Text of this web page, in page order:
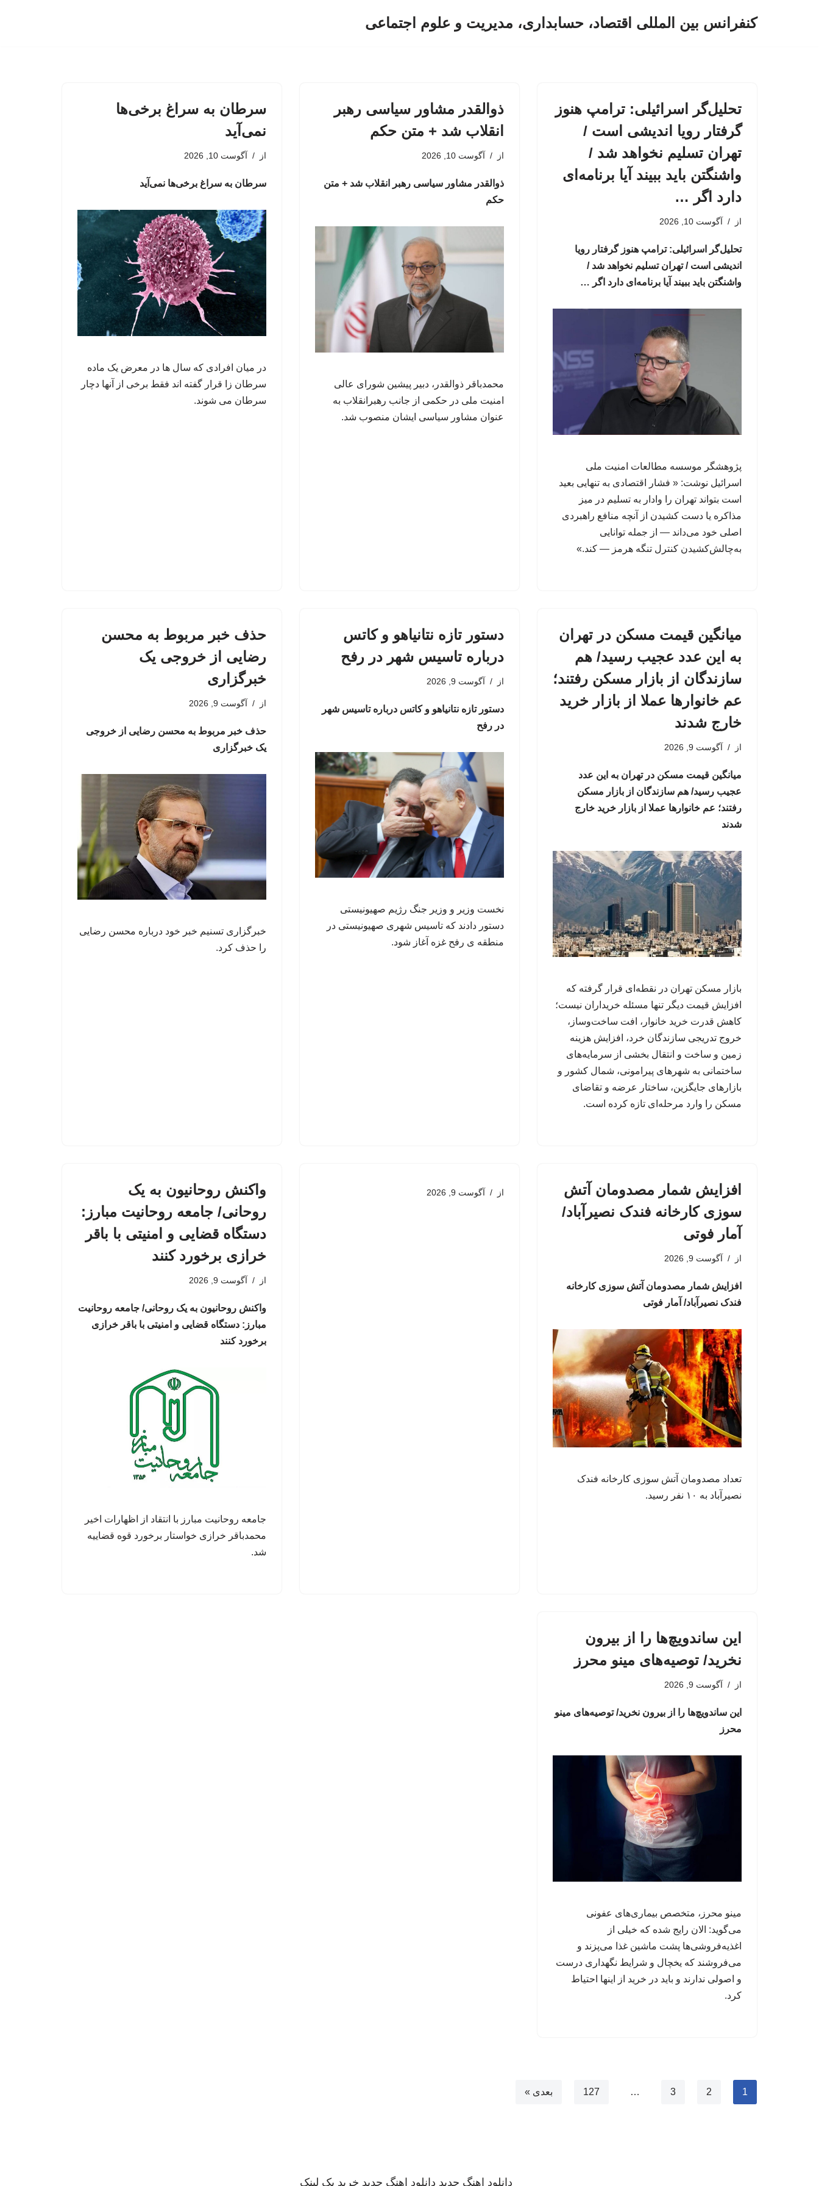
کنفرانس بین المللی اقتصاد، حسابداری، مدیریت و علوم اجتماعی
تحلیل‌گر اسرائیلی: ترامپ هنوز
گرفتار رویا اندیشی است /
تهران تسلیم نخواهد شد /
واشنگتن باید ببیند آیا برنامه‌ای
دارد اگر …
از آگوست 10, 2026
تحلیل‌گر اسرائیلی: ترامپ هنوز گرفتار رویا
اندیشی است / تهران تسلیم نخواهد شد /
واشنگتن باید ببیند آیا برنامه‌ای دارد اگر …
پژوهشگر موسسه مطالعات امنیت ملی
اسرائیل نوشت: « فشار اقتصادی به تنهایی بعید
است بتواند تهران را وادار به تسلیم در میز
مذاکره یا دست کشیدن از آنچه منافع راهبردی
اصلی خود می‌داند — از جمله توانایی
به‌چالش‌کشیدن کنترل تنگه هرمز — کند.»
ذوالقدر مشاور سیاسی رهبر
انقلاب شد + متن حکم
از آگوست 10, 2026
ذوالقدر مشاور سیاسی رهبر انقلاب شد + متن
حکم
محمدباقر ذوالقدر، دبیر پیشین شورای عالی
امنیت ملی در حکمی از جانب رهبرانقلاب به
عنوان مشاور سیاسی ایشان منصوب شد.
سرطان به سراغ برخی‌ها
نمی‌آید
از آگوست 10, 2026
سرطان به سراغ برخی‌ها نمی‌آید
در میان افرادی که سال ها در معرض یک ماده
سرطان زا قرار گفته اند فقط برخی از آنها دچار
سرطان می شوند.
میانگین قیمت مسکن در تهران
به این عدد عجیب رسید/ هم
سازندگان از بازار مسکن رفتند؛
عم خانوارها عملا از بازار خرید
خارج شدند
از آگوست 9, 2026
میانگین قیمت مسکن در تهران به این عدد
عجیب رسید/ هم سازندگان از بازار مسکن
رفتند؛ عم خانوارها عملا از بازار خرید خارج
شدند
بازار مسکن تهران در نقطه‌ای قرار گرفته که
افزایش قیمت دیگر تنها مسئله خریداران نیست؛
کاهش قدرت خرید خانوار، افت ساخت‌وساز،
خروج تدریجی سازندگان خرد، افزایش هزینه
زمین و ساخت و انتقال بخشی از سرمایه‌های
ساختمانی به شهرهای پیرامونی، شمال کشور و
بازارهای جایگزین، ساختار عرضه و تقاضای
مسکن را وارد مرحله‌ای تازه کرده است.
دستور تازه نتانیاهو و کاتس
درباره تاسیس شهر در رفح
از آگوست 9, 2026
دستور تازه نتانیاهو و کاتس درباره تاسیس شهر
در رفح
نخست وزیر و وزیر جنگ رژیم صهیونیستی
دستور دادند که تاسیس شهری صهیونیستی در
منطقه ی رفح غزه آغاز شود.
حذف خبر مربوط به محسن
رضایی از خروجی یک
خبرگزاری
از آگوست 9, 2026
حذف خبر مربوط به محسن رضایی از خروجی
یک خبرگزاری
خبرگزاری تسنیم خبر خود درباره محسن رضایی
را حذف کرد.
افزایش شمار مصدومان آتش
سوزی کارخانه فندک نصیرآباد/
آمار فوتی
از آگوست 9, 2026
افزایش شمار مصدومان آتش سوزی کارخانه
فندک نصیرآباد/ آمار فوتی
تعداد مصدومان آتش سوزی کارخانه فندک
نصیرآباد به ۱۰ نفر رسید.
از آگوست 9, 2026
واکنش روحانیون به یک
روحانی/ جامعه روحانیت مبارز:
دستگاه قضایی و امنیتی با باقر
خرازی برخورد کنند
از آگوست 9, 2026
واکنش روحانیون به یک روحانی/ جامعه روحانیت
مبارز: دستگاه قضایی و امنیتی با باقر خرازی
برخورد کنند
جامعه روحانیت مبارز با انتقاد از اظهارات اخیر
محمدباقر خرازی خواستار برخورد قوه قضاییه
شد.
این ساندویچ‌ها را از بیرون
نخرید/ توصیه‌های مینو محرز
از آگوست 9, 2026
این ساندویچ‌ها را از بیرون نخرید/ توصیه‌های مینو
محرز
مینو محرز، متخصص بیماری‌های عفونی
می‌گوید: الان رایج شده که خیلی از
اغذیه‌فروشی‌ها پشت ماشین غذا می‌پزند و
می‌فروشند که یخچال و شرایط نگهداری درست
و اصولی ندارند و باید در خرید از اینها احتیاط
کرد.
1
2
3
…
127 بعدی »
دانلود اهنگ جدید دانلود اهنگ جدید خرید بک لینک